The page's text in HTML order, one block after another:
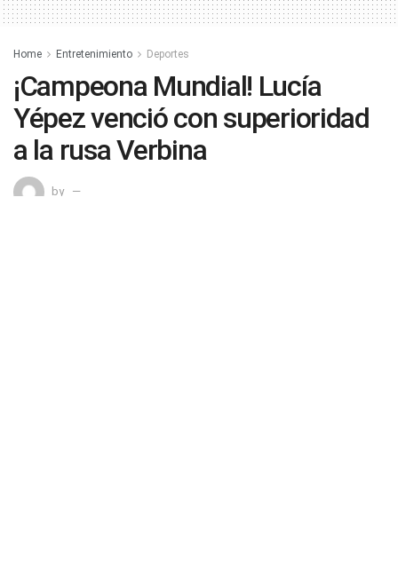
Home Entretenimiento Deportes
¡Campeona Mundial! Lucía
Yépez venció con superioridad
a la rusa Verbina
by